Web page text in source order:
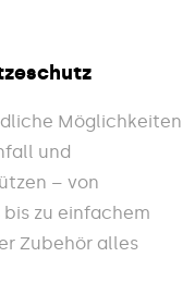
Möglichkeiten
und
– von
zu einfachem
Zubehör alles